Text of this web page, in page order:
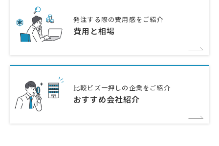
発注する際の費用感をご紹介
費用と相場
比較ビズ一押しの企業をご紹介
おすすめ会社紹介